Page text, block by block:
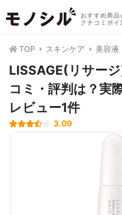
おすすめ商品
クチコミポイ
TOP スキンケア 美容液
LISSAGE(リサー
コミ・評判は？実
レビュー1件
3.09